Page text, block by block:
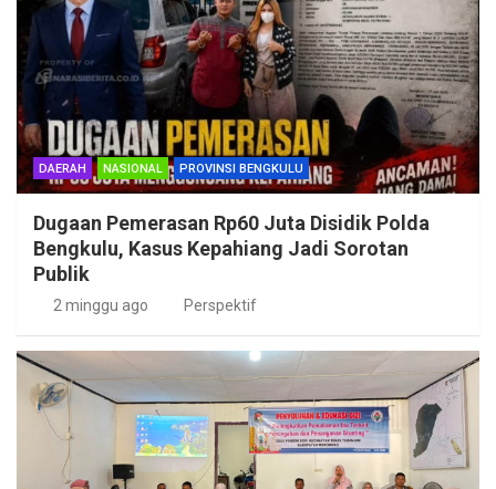
DAERAH NASIONAL PROVINSI BENGKULU
Dugaan Pemerasan Rp60 Juta Disidik Polda
Bengkulu, Kasus Kepahiang Jadi Sorotan
Publik
2 minggu ago Perspektif